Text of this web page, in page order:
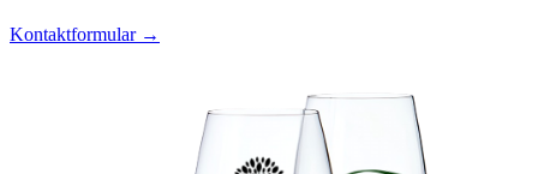
Kontaktformular →